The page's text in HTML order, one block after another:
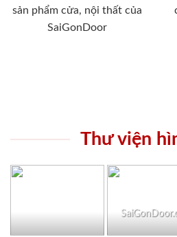
sản phẩm cửa, nội thất của
SaiGonDoor
Thư viện